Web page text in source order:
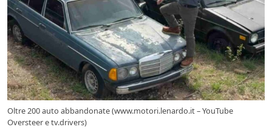
Oltre 200 auto abbandonate (www.motori.lenardo.it – YouTube
Oversteer e tv.drivers)